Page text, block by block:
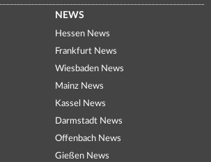
NEWS
Hessen News
Frankfurt News
Wiesbaden News
Mainz News
Kassel News
Darmstadt News
Offenbach News
Gießen News